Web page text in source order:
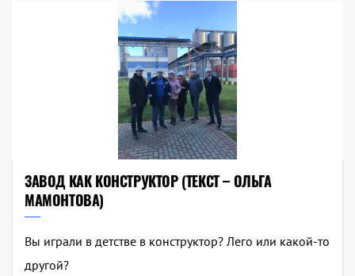
ЗАВОД КАК КОНСТРУКТОР (ТЕКСТ – ОЛЬГА
МАМОНТОВА)
Вы играли в детстве в конструктор? Лего или какой-то
другой?